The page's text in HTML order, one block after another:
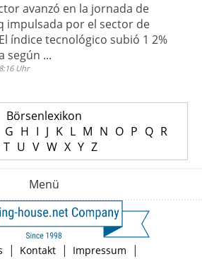
avanzó en la jornada de
impulsada por el sector de
índice tecnológico subió 1 2%
según ...
Uhr
Börsenlexikon
G H I J K L M N O P Q R
T U V W X Y Z
Menü
| Kontakt | Impressum |